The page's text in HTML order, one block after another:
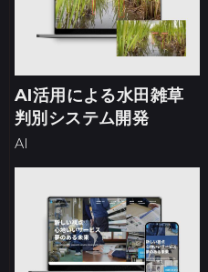
AI活用による水田雑草
判別システム開発
AI